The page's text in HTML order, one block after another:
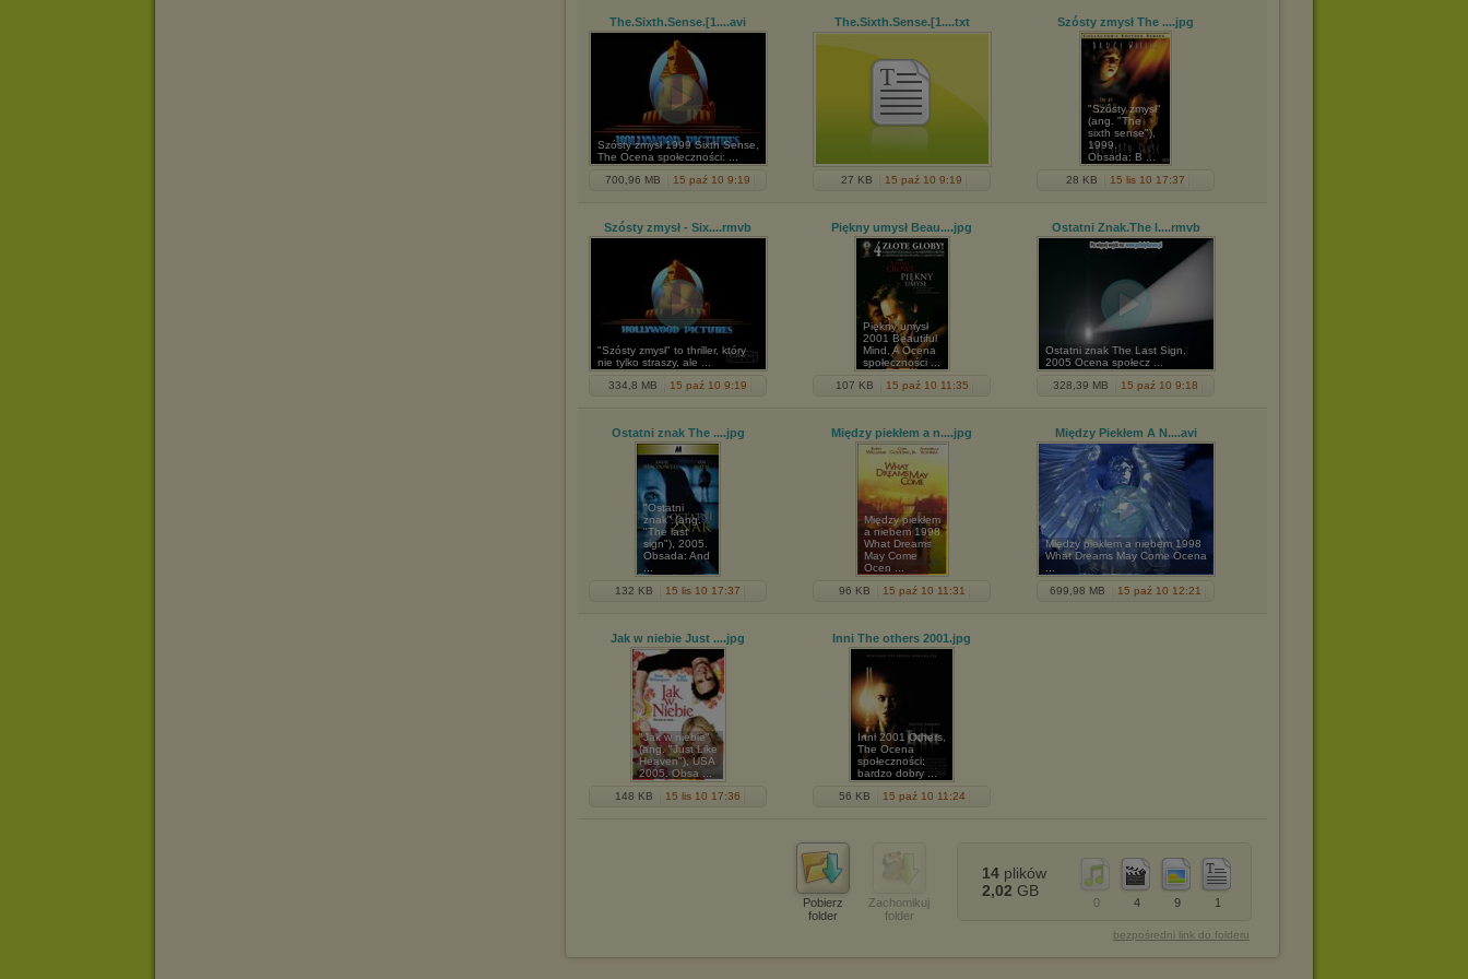
The.Sixth.Sense.[1....avi
Szósty zmysł 1999 Sixth Sense,
The Ocena społeczności: ...
700,96 MB
15 paź 10 9:19
The.Sixth.Sense.[1....txt
27 KB 15 paź 10 9:19
Szósty zmysł The ....jpg
"Szósty zmysł"
(ang. "The
sixth sense"),
1999.
Obsada: B ...
28 KB
15 lis 10 17:37
Szósty zmysł - Six....rmvb
"Szósty zmysł" to thriller, który
nie tylko straszy, ale ...
334,8 MB
15 paź 10 9:19
Piękny umysł Beau....jpg
Piękny umysł
2001 Beautiful
Mind, A Ocena
społeczności ...
107 KB
15 paź 10 11:35
Ostatni Znak.The l....rmvb
Ostatni znak The Last Sign,
2005 Ocena społecz ...
328,39 MB
15 paź 10 9:18
Ostatni znak The ....jpg
"Ostatni
znak" (ang.
"The last
sign"), 2005.
Obsada: And
...
132 KB
15 lis 10 17:37
Między piekłem a n....jpg
Między piekłem
a niebem 1998
What Dreams
May Come
Ocen ...
96 KB
15 paź 10 11:31
Między Piekłem A N....avi
Między piekłem a niebem 1998
What Dreams May Come Ocena
699,98 MB
15 paź 10 12:21
Jak w niebie Just ....jpg
"Jak w niebie"
(ang. "Just Like
Heaven"), USA
2005. Obsa ...
148 KB
15 lis 10 17:36
Inni The others 2001.jpg
Inni 2001 Others,
The Ocena
społeczności:
bardzo dobry ...
56 KB
15 paź 10 11:24
Pobierz
folder
Zachomikuj
folder
1
9
4
0
14 plików
2,02 GB
bezpośredni link do folderu